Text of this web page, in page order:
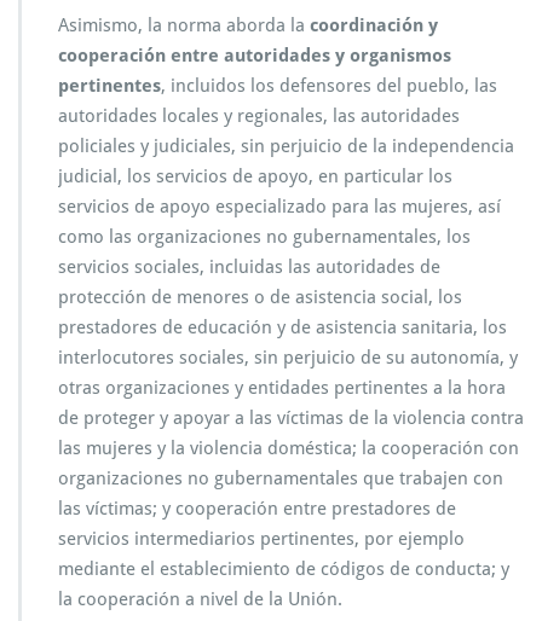
Asimismo, la norma aborda la coordinación y
cooperación entre autoridades y organismos
pertinentes, incluidos los defensores del pueblo, las
autoridades locales y regionales, las autoridades
policiales y judiciales, sin perjuicio de la independencia
judicial, los servicios de apoyo, en particular los
servicios de apoyo especializado para las mujeres, así
como las organizaciones no gubernamentales, los
servicios sociales, incluidas las autoridades de
protección de menores o de asistencia social, los
prestadores de educación y de asistencia sanitaria, los
interlocutores sociales, sin perjuicio de su autonomía, y
otras organizaciones y entidades pertinentes a la hora
de proteger y apoyar a las víctimas de la violencia contra
las mujeres y la violencia doméstica; la cooperación con
organizaciones no gubernamentales que trabajen con
las víctimas; y cooperación entre prestadores de
servicios intermediarios pertinentes, por ejemplo
mediante el establecimiento de códigos de conducta; y
la cooperación a nivel de la Unión.